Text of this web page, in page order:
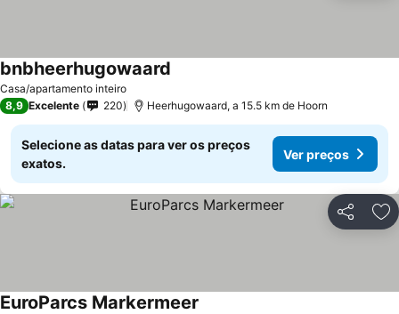
Casa/apartamento inteiro
bnbheerhugowaard
8,9 Excelente 220 Heerhugowaard, a 15.5 km de Hoorn
Selecione as datas para ver os preços
exatos.
Ver preços
Partilhar
EuroParcs Markermeer